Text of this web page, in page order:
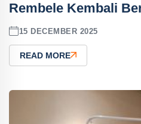
Rembele Kembali
15 DECEMBER 2025
READ MORE